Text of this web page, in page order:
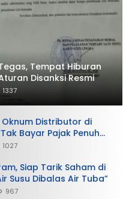
Tegas, Tempat Hiburan
Disanksi Resmi
1337
Distributor di
Bayar Pajak Penuh
1027
Siap Tarik Saham di
Susu Dibalas Air Tuba”
967